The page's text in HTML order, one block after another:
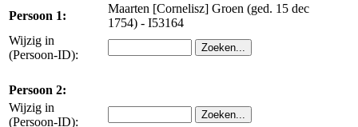
Persoon 1:
Maarten [Cornelisz] Groen (ged. 15 dec
1754) - I53164
Wijzig in
(Persoon-ID):
Persoon 2:
Wijzig in
(Persoon-ID):